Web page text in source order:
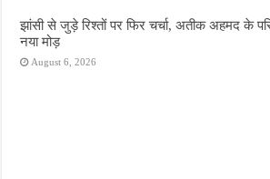
झांसी से जुड़े रिश्तों पर फिर चर्चा, अतीक अहमद के
नया मोड़
August 6, 2026